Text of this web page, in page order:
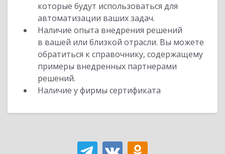
которые будут использоваться для
автоматизации ваших задач.
Наличие опыта внедрения решений
в вашей или близкой отрасли. Вы можете
обратиться к справочнику, содержащему
примеры внедренных партнерами
решений.
Наличие у фирмы сертификата